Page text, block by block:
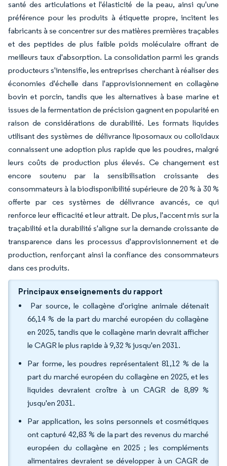
santé des articulations et l'élasticité de la peau, ainsi qu'une
préférence pour les produits à étiquette propre, incitent les
fabricants à se concentrer sur des matières premières traçables
et des peptides de plus faible poids moléculaire offrant de
meilleurs taux d'absorption. La consolidation parmi les grands
producteurs s'intensifie, les entreprises cherchant à réaliser des
économies d'échelle dans l'approvisionnement en collagène
bovin et porcin, tandis que les alternatives à base marine et
issues de la fermentation de précision gagnent en popularité en
raison de considérations de durabilité. Les formats liquides
utilisant des systèmes de délivrance liposomaux ou colloïdaux
connaissent une adoption plus rapide que les poudres, malgré
leurs coûts de production plus élevés. Ce changement est
encore soutenu par la sensibilisation croissante des
consommateurs à la biodisponibilité supérieure de 20 % à 30 %
offerte par ces systèmes de délivrance avancés, ce qui
renforce leur efficacité et leur attrait. De plus, l'accent mis sur la
traçabilité et la durabilité s'aligne sur la demande croissante de
transparence dans les processus d'approvisionnement et de
production, renforçant ainsi la confiance des consommateurs
dans ces produits.
Principaux enseignements du rapport
Par source, le collagène d'origine animale détenait
66,14 % de la part du marché européen du collagène
en 2025, tandis que le collagène marin devrait afficher
le CAGR le plus rapide à 9,32 % jusqu'en 2031.
Par forme, les poudres représentaient 81,12 % de la
part du marché européen du collagène en 2025, et les
liquides devraient croître à un CAGR de 8,89 %
jusqu'en 2031.
Par application, les soins personnels et cosmétiques
ont capturé 42,83 % de la part des revenus du marché
européen du collagène en 2025 ; les compléments
alimentaires devraient se développer à un CAGR de